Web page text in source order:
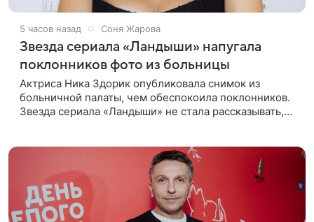
5 часов назад Соня Жарова
Звезда сериала «Ландыши» напугала
поклонников фото из больницы
Актриса Ника Здорик опубликовала снимок из
больничной палаты, чем обеспокоила поклонников.
Звезда сериала «Ландыши» не стала рассказывать,